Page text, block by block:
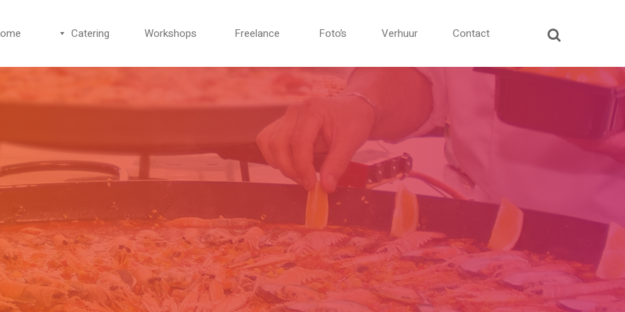
Catering Workshops Freelance Foto’s Verhuur Contact